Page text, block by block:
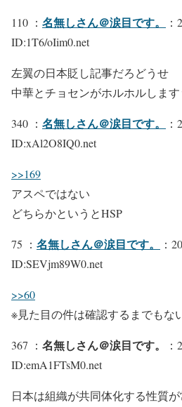
110 ： 名無しさん＠涙目です。
ID:1T6/oIim0.net
左翼の日本貶し記事だろどうせ
中華とチョセンがホルホルします
340 ： 名無しさん＠涙目です。
ID:xAl2O8IQ0.net
>>169
アスペではない
どちらかというとHSP
75 ： 名無しさん＠涙目です。
：
ID:SEVjm89W0.net
>>60
※見た目の件は確認するまでもな
367 ： 名無しさん＠涙目です。
ID:emA1FTsM0.net
日本は組織が共同体化する性質